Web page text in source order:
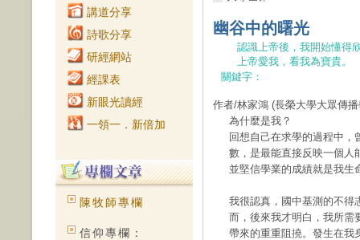
講道分享
詩歌分享
研經網站
經課表
新眼光讀經
一領一．新倍加
陳牧師專欄
信仰專欄：
幽谷中的曙光
認識上帝後，我開始懂得
上帝愛我，看我為寶貴。
關鍵字：
作者/林家鴻 (長榮大學大眾傳
為什麼是我？
回想自己在求學的過程中
數，是最能直接反映一個人
並堅信學業的成績就是我生
我很認真，國中基測的不得
而，後來我才明白，我所需
帶來的重重阻撓。發生在我